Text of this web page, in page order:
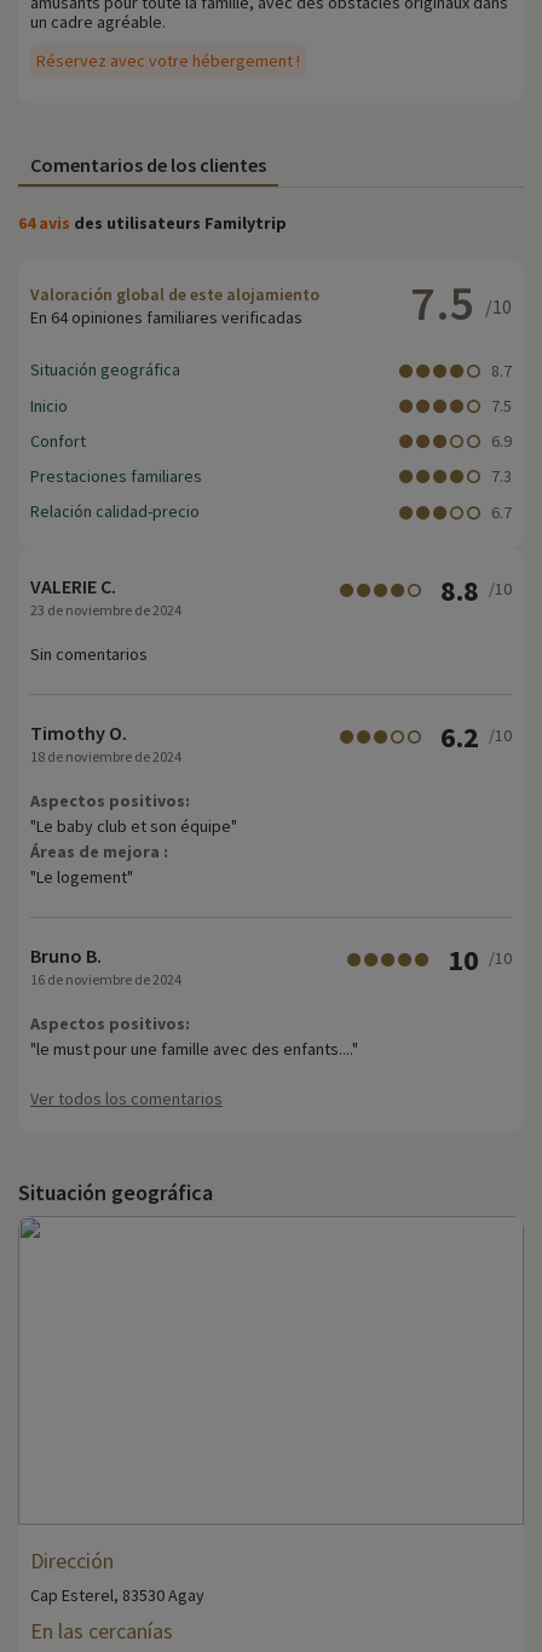
Réservez avec votre hébergement !
un cadre agréable.
Comentarios de los clientes
64 avis des utilisateurs Familytrip
Valoración global de este alojamiento
En 64 opiniones familiares verificadas
7.5 /10
Situación geográfica
8.7
Inicio
7.5
Confort
6.9
Prestaciones familiares
7.3
Relación calidad-precio
6.7
VALERIE C.
23 de noviembre de 2024
8.8 /10
Sin comentarios
Timothy O.
18 de noviembre de 2024
6.2 /10
Aspectos positivos:
"Le baby club et son équipe"
Áreas de mejora :
"Le logement"
Bruno B.
16 de noviembre de 2024
10 /10
Aspectos positivos:
"le must pour une famille avec des enfants...."
Ver todos los comentarios
Situación geográfica
Dirección
Cap Esterel, 83530 Agay
En las cercanías